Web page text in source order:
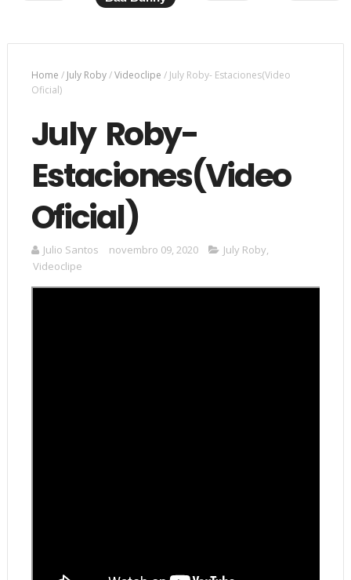
Home / July Roby/Videoclipe / July Roby- Estaciones(Video
Oficial)
July Roby-
Estaciones(Video
Oficial)
Julio Santos novembro 09, 2020 July Roby,
Videoclipe